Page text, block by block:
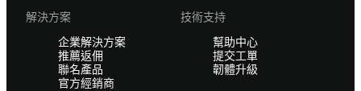
解決方案
企業解決方案
推薦返佣
聯名產品
官方經銷商
技術支持
幫助中心
提交工單
韌體升級